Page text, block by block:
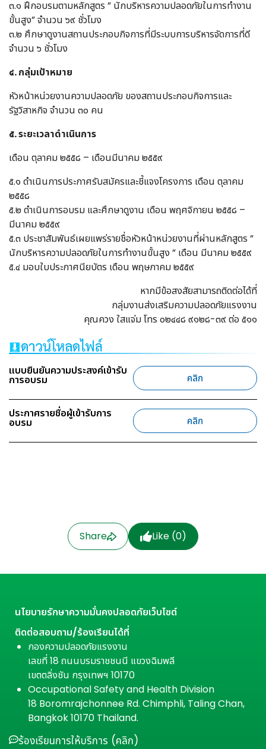
๓.๑ ฝึกอบรมตามหลักสูตร ” นักบริหารความปลอดภัยในการทำงาน
ขั้นสูง” จำนวน ๖๙ ชั่วโมง
๓.๒ ศึกษาดูงานสถานประกอบกิจการที่มีระบบการบริหารจัดการที่ดี
จำนวน ๖ ชั่วโมง
๔. กลุ่มเป้าหมาย
หัวหน้าหน่วยงานความปลอดภัย ของสถานประกอบกิจการและ
รัฐวิสาหกิจ จำนวน ๓๐ คน
๕. ระยะเวลาดำเนินการ
เดือน ตุลาคม ๒๕๕๘ – เดือนมีนาคม ๒๕๕๙
๕.๑ ดำเนินการประกาศรับสมัครและชี้แจงโครงการ เดือน ตุลาคม
๒๕๕๘
๕.๒ ดำเนินการอบรม และศึกษาดูงาน เดือน พฤศจิกายน ๒๕๕๘ –
มีนาคม ๒๕๕๙
๕.๓ ประชาสัมพันธ์เผยแพร่รายชื่อหัวหน้าหน่วยงานที่ผ่านหลักสูตร ”
นักบริหารความปลอดภัยในการทำงานขั้นสูง ” เดือน มีนาคม ๒๕๕๙
๕.๔ มอบใบประกาศนียบัตร เดือน พฤษภาคม ๒๕๕๙
หากมีข้อสงสัยสามารถติดต่อได้ที่
กลุ่มงานส่งเสริมความปลอดภัยแรงงาน
คุณควง ใสแจ่ม โทร ๐๒๔๔๘ ๙๑๒๘-๓๙ ต่อ ๕๑๑
แบบยืนยันความประสงค์เข้ารับ
การอบรม คลิก
ประกาศรายชื่อผู้เข้ารับการ
อบรม คลิก
Share Like (0)
นโยบายรักษาความมั่นคงปลอดภัยเว็บไซต์
ติดต่อสอบถาม/ร้องเรียนได้ที่
กองความปลอดภัยแรงงาน
เลขที่ 18 ถนนบรมราชชนนี แขวงฉิมพลี
เขตตลิ่งชัน กรุงเทพฯ 10170
Occupational Safety and Health Division
18 Boromrajchonnee Rd. Chimphli, Taling Chan,
Bangkok 10170 Thailand.
ร้องเรียนการให้บริการ (คลิก)